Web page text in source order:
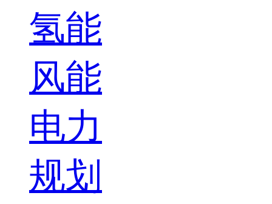
氢能
风能
电力
规划